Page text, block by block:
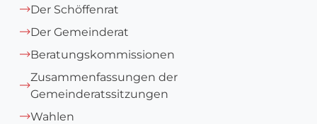
Der Schöffenrat
Der Gemeinderat
Beratungskommissionen
Zusammenfassungen der
Gemeinderatssitzungen
Wahlen